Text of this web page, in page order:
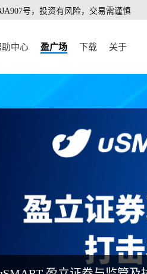
号，投资有风险，交易需谨慎
助中心 盈广场 下载 关于